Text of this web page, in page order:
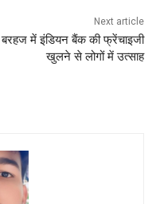
Next article
बरहज में इंडियन बैंक की फ्रेंचाइजी
खुलने से लोगों में उत्साह